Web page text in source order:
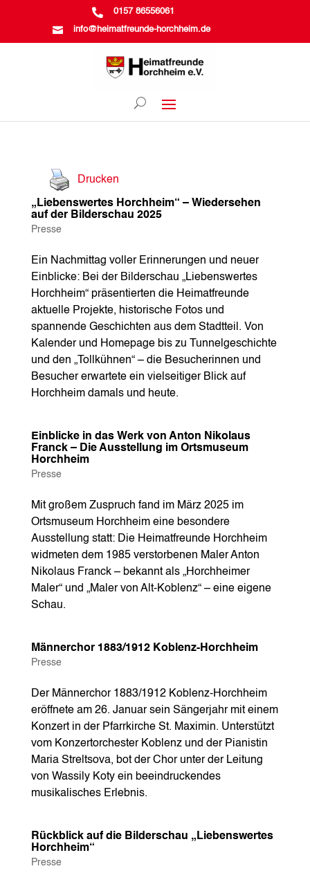
 0157 86556061
 info@heimatfreunde-horchheim.de
Drucken
„Liebenswertes Horchheim“ – Wiedersehen
auf der Bilderschau 2025
Presse
Ein Nachmittag voller Erinnerungen und neuer
Einblicke: Bei der Bilderschau „Liebenswertes
Horchheim“ präsentierten die Heimatfreunde
aktuelle Projekte, historische Fotos und
spannende Geschichten aus dem Stadtteil. Von
Kalender und Homepage bis zu Tunnelgeschichte
und den „Tollkühnen“ – die Besucherinnen und
Besucher erwartete ein vielseitiger Blick auf
Horchheim damals und heute.
Einblicke in das Werk von Anton Nikolaus
Franck – Die Ausstellung im Ortsmuseum
Horchheim
Presse
Mit großem Zuspruch fand im März 2025 im
Ortsmuseum Horchheim eine besondere
Ausstellung statt: Die Heimatfreunde Horchheim
widmeten dem 1985 verstorbenen Maler Anton
Nikolaus Franck – bekannt als „Horchheimer
Maler“ und „Maler von Alt-Koblenz“ – eine eigene
Schau.
Männerchor 1883/1912 Koblenz-Horchheim
Presse
Der Männerchor 1883/1912 Koblenz-Horchheim
eröffnete am 26. Januar sein Sängerjahr mit einem
Konzert in der Pfarrkirche St. Maximin. Unterstützt
vom Konzertorchester Koblenz und der Pianistin
Maria Streltsova, bot der Chor unter der Leitung
von Wassily Koty ein beeindruckendes
musikalisches Erlebnis.
Rückblick auf die Bilderschau „Liebenswertes
Horchheim“
Presse